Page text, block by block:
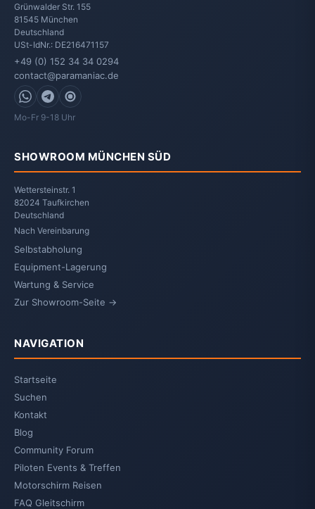
Grünwalder Str. 155
81545 München
Deutschland
USt-IdNr.: DE216471157
+49 (0) 152 34 34 0294
contact@paramaniac.de
WhatsApp
Telegram
Signal
Mo-Fr 9-18 Uhr
SHOWROOM MÜNCHEN SÜD
Wettersteinstr. 1
82024 Taufkirchen
Deutschland
Nach Vereinbarung
Selbstabholung
Equipment-Lagerung
Wartung & Service
Zur Showroom-Seite →
NAVIGATION
Startseite
Suchen
Kontakt
Blog
Community Forum
Piloten Events & Treffen
Motorschirm Reisen
FAQ Gleitschirm